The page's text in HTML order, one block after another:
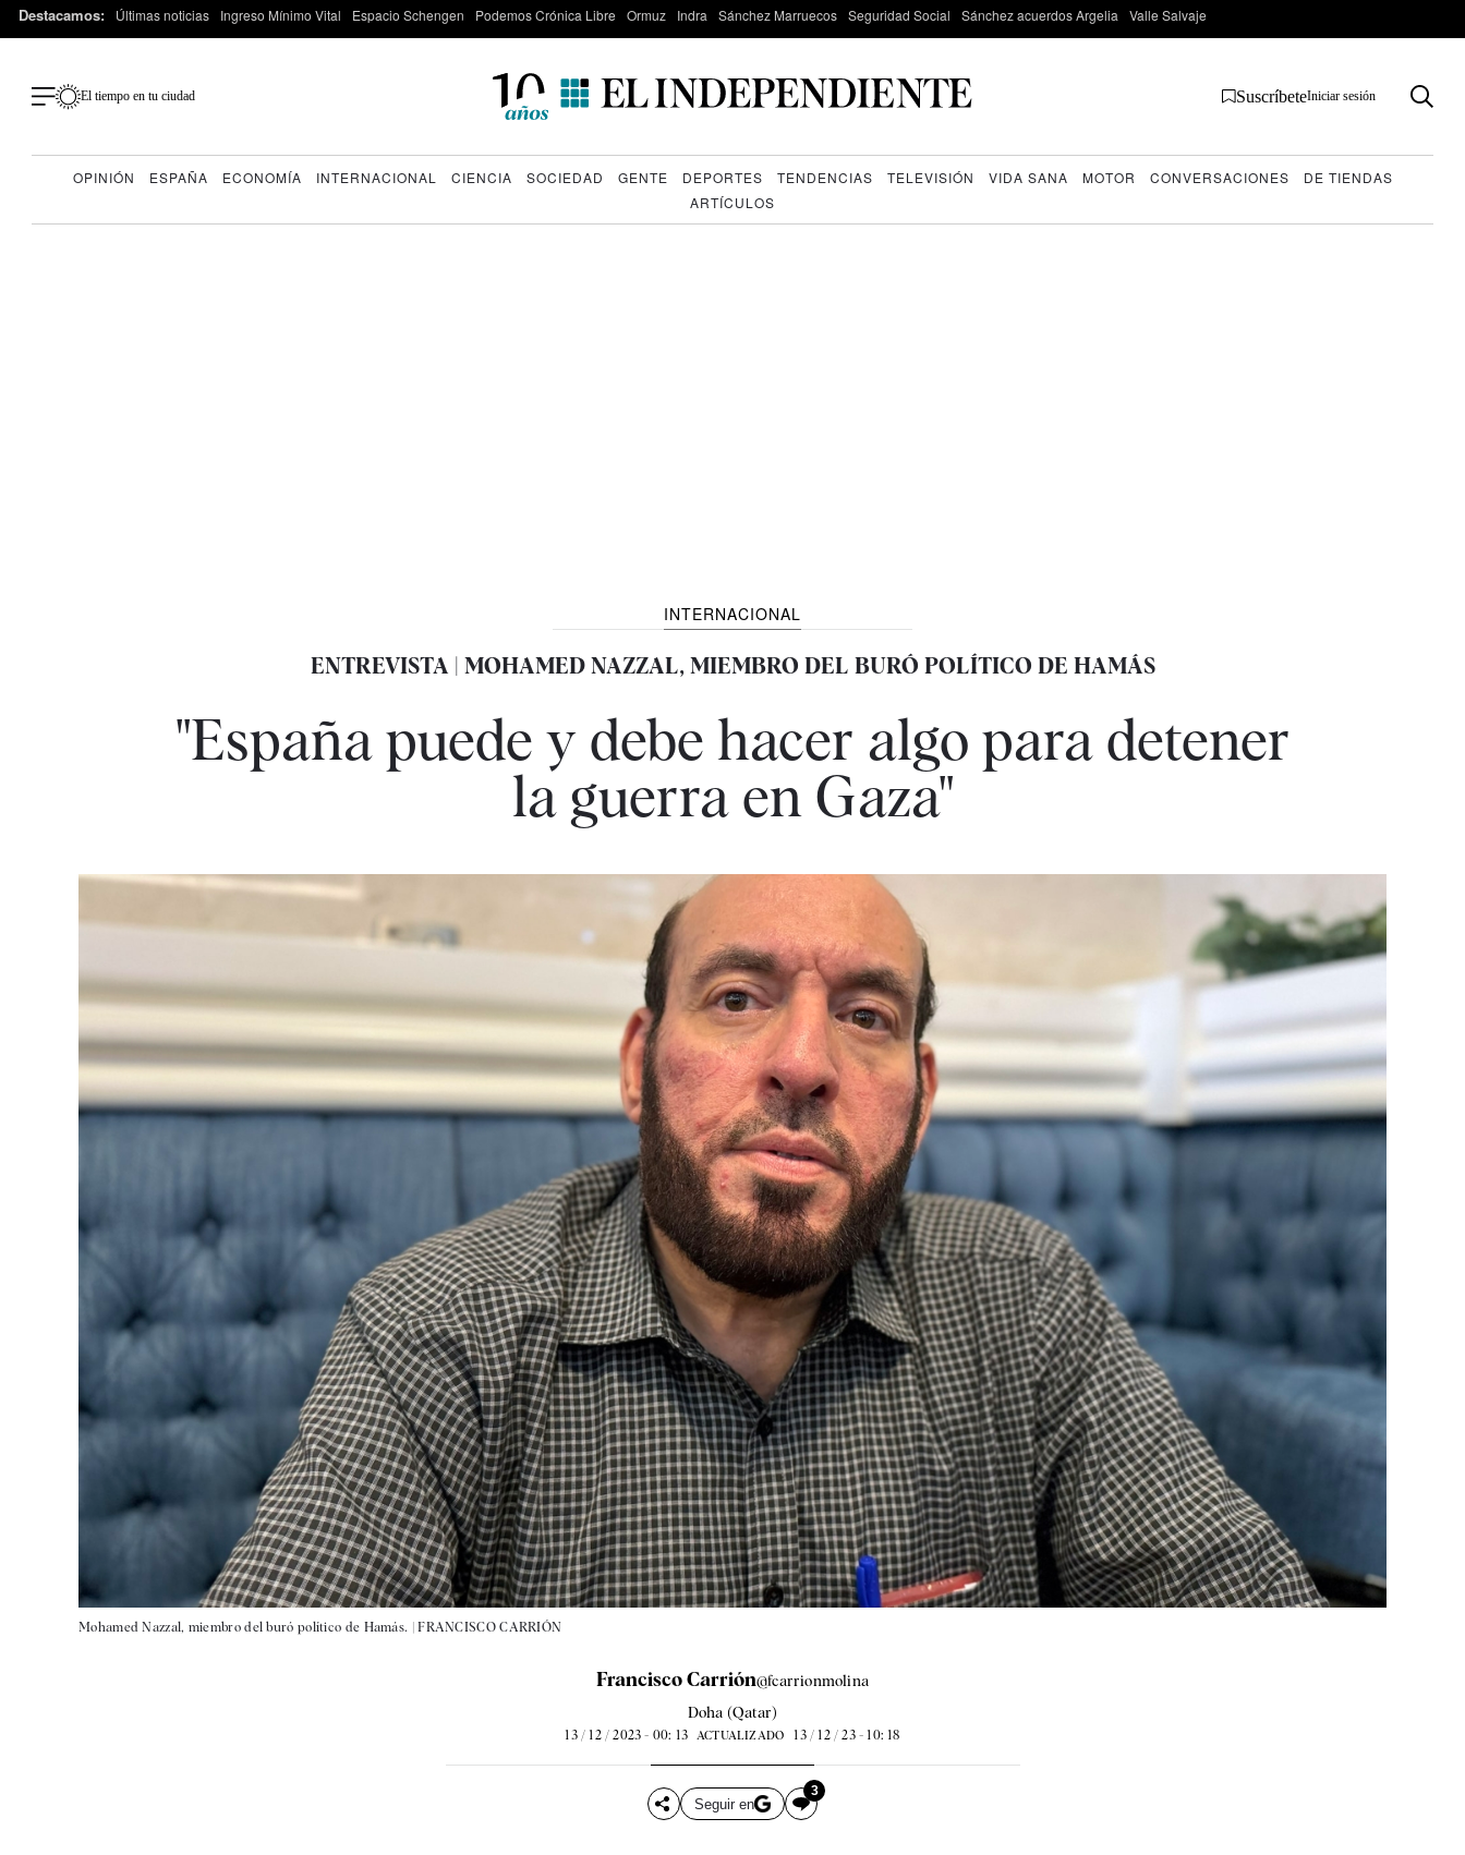
Destacamos: Últimas noticias Ingreso Mínimo Vital Espacio Schengen Podemos Crónica Libre Ormuz Indra Sánchez Marruecos Seguridad Social Sánchez acuerdos Argelia Valle Salvaje
El tiempo en tu ciudad SuscríbeteIniciar sesión
OPINIÓN ESPAÑA ECONOMÍA INTERNACIONAL CIENCIA SOCIEDAD GENTE DEPORTES TENDENCIAS TELEVISIÓN VIDA SANA MOTOR CONVERSACIONES
DE TIENDAS
ARTÍCULOS
INTERNACIONAL
ENTREVISTA | MOHAMED NAZZAL, MIEMBRO DEL BURÓ POLÍTICO DE HAMÁS
"España puede y debe hacer algo para detener
la guerra en Gaza"
Mohamed Nazzal, miembro del buró político de Hamás. |FRANCISCO CARRIÓN
Francisco Carrión@fcarrionmolina
Doha (Qatar)
13 / 12 / 2023 - 00: 13 ACTUALIZADO 13 / 12 / 23 - 10: 18
Seguir en
3